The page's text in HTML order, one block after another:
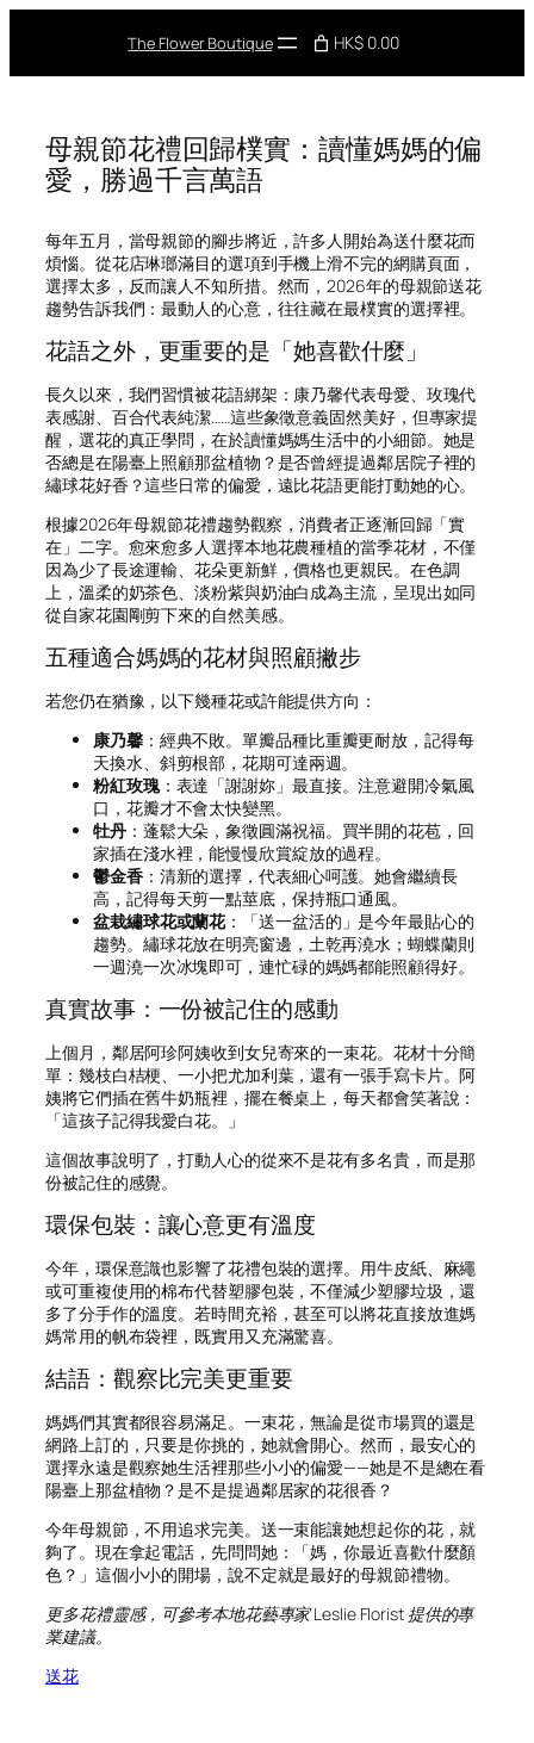
The Flower Boutique HK$ 0.00
母親節花禮回歸樸實：讀懂媽媽的偏
愛，勝過千言萬語
每年五月，當母親節的腳步將近，許多人開始為送什麼花而
煩惱。從花店琳瑯滿目的選項到手機上滑不完的網購頁面，
選擇太多，反而讓人不知所措。然而，2026年的母親節送花
趨勢告訴我們：最動人的心意，往往藏在最樸實的選擇裡。
花語之外，更重要的是「她喜歡什麼」
長久以來，我們習慣被花語綁架：康乃馨代表母愛、玫瑰代
表感謝、百合代表純潔……這些象徵意義固然美好，但專家提
醒，選花的真正學問，在於讀懂媽媽生活中的小細節。她是
否總是在陽臺上照顧那盆植物？是否曾經提過鄰居院子裡的
繡球花好香？這些日常的偏愛，遠比花語更能打動她的心。
根據2026年母親節花禮趨勢觀察，消費者正逐漸回歸「實
在」二字。愈來愈多人選擇本地花農種植的當季花材，不僅
因為少了長途運輸、花朵更新鮮，價格也更親民。在色調
上，溫柔的奶茶色、淡粉紫與奶油白成為主流，呈現出如同
從自家花園剛剪下來的自然美感。
五種適合媽媽的花材與照顧撇步
若您仍在猶豫，以下幾種花或許能提供方向：
康乃馨：經典不敗。單瓣品種比重瓣更耐放，記得每
天換水、斜剪根部，花期可達兩週。
粉紅玫瑰：表達「謝謝妳」最直接。注意避開冷氣風
口，花瓣才不會太快變黑。
牡丹：蓬鬆大朵，象徵圓滿祝福。買半開的花苞，回
家插在淺水裡，能慢慢欣賞綻放的過程。
鬱金香：清新的選擇，代表細心呵護。她會繼續長
高，記得每天剪一點莖底，保持瓶口通風。
盆栽繡球花或蘭花：「送一盆活的」是今年最貼心的
趨勢。繡球花放在明亮窗邊，土乾再澆水；蝴蝶蘭則
一週澆一次冰塊即可，連忙碌的媽媽都能照顧得好。
真實故事：一份被記住的感動
上個月，鄰居阿珍阿姨收到女兒寄來的一束花。花材十分簡
單：幾枝白桔梗、一小把尤加利葉，還有一張手寫卡片。阿
姨將它們插在舊牛奶瓶裡，擺在餐桌上，每天都會笑著說：
「這孩子記得我愛白花。」
這個故事說明了，打動人心的從來不是花有多名貴，而是那
份被記住的感覺。
環保包裝：讓心意更有溫度
今年，環保意識也影響了花禮包裝的選擇。用牛皮紙、麻繩
或可重複使用的棉布代替塑膠包裝，不僅減少塑膠垃圾，還
多了分手作的溫度。若時間充裕，甚至可以將花直接放進媽
媽常用的帆布袋裡，既實用又充滿驚喜。
結語：觀察比完美更重要
媽媽們其實都很容易滿足。一束花，無論是從市場買的還是
網路上訂的，只要是你挑的，她就會開心。然而，最安心的
選擇永遠是觀察她生活裡那些小小的偏愛——她是不是總在看
陽臺上那盆植物？是不是提過鄰居家的花很香？
今年母親節，不用追求完美。送一束能讓她想起你的花，就
夠了。現在拿起電話，先問問她：「媽，你最近喜歡什麼顏
色？」這個小小的開場，說不定就是最好的母親節禮物。
更多花禮靈感，可參考本地花藝專家 Leslie Florist 提供的專
業建議。
送花